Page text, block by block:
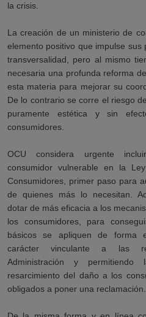
la crisis.
La creación de un ministerio de
elemento positivo que impulse sus
transversalidad, pero al mismo
necesaria una profunda reforma
esta materia para mejorar su
De lo contrario se corre el riesgo
puramente estética y sin
consumidores.
OCU considera urgente
consumidor vulnerable en la
Consumidores, primer paso para
de quienes más lo necesitan.
dotar de más eficacia a los
los consumidores, para
básicos se apliquen de forma
carácter vinculante a las
Administración y permitiendo
resarcimiento del daño a los
obligados a poner una reclamación.